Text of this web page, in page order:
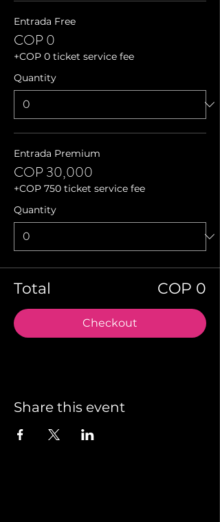
Entrada Free
COP 0
+COP 0 ticket service fee
Quantity
Entrada Premium
COP 30,000
+COP 750 ticket service fee
Quantity
Total COP 0
Checkout
Share this event